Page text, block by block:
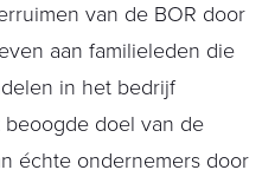
van de BOR door
aan familieleden die
in het bedrijf
doel van de
échte ondernemers door